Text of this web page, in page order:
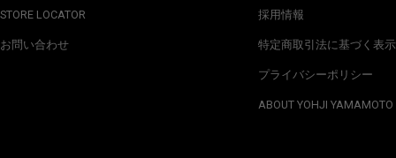
STORE LOCATOR
お問い合わせ
採用情報
特定商取引法に基づく表示
プライバシーポリシー
ABOUT YOHJI YAMAMOTO